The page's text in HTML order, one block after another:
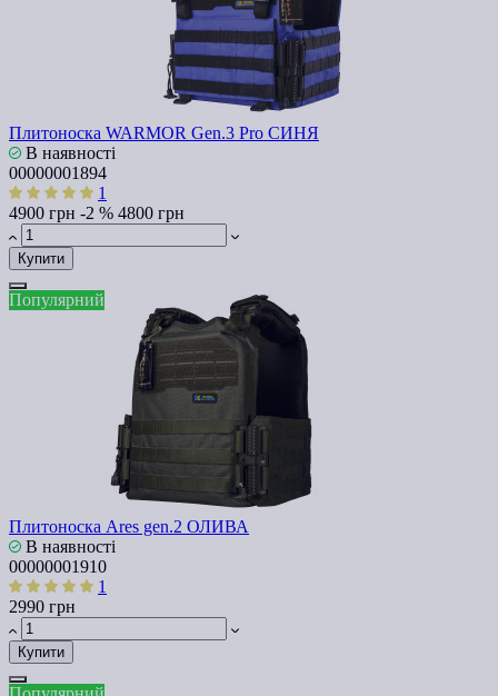
Плитоноска WARMOR Gen.3 Pro СИНЯ
В наявності
00000001894
1
4900 грн -2 % 4800 грн
Купити
Популярний
Плитоноска Ares gen.2 ОЛИВА
В наявності
00000001910
1
2990 грн
Купити